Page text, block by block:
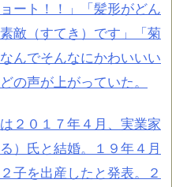
ート！！」「髪形がどん
敵（すてき）です」「菊
んでそんなにかわいいい
の声が上がっていた。
２０１７年４月、実業家
）氏と結婚。１９年４月
子を出産したと発表。２